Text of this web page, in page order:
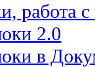
работа
2.0
в